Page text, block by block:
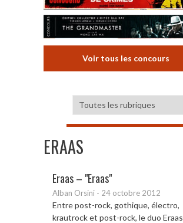
Voir tous les concours
ERAAS
Eraas – "Eraas"
Alban Orsini - 24 octobre 2012
Entre post-rock, gothique, électro,
krautrock et post-rock, le duo Eraas